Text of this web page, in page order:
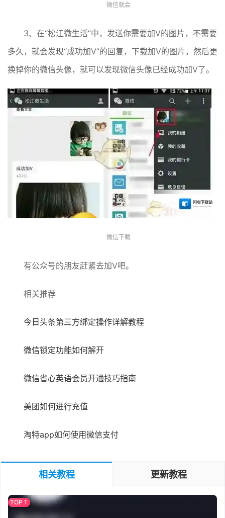
微信就会
3、在“松江微生活”中，发送你需要加V的图片，不需要
多久，就会发现“成功加V”的回复，下载加V的图片，然后更
换掉你的微信头像，就可以发现微信头像已经成功加V了。
微信下载
有公众号的朋友赶紧去加V吧。
相关推荐
今日头条第三方绑定操作详解教程
微信锁定功能如何解开
微信省心英语会员开通技巧指南
美团如何进行充值
淘特app如何使用微信支付
相关教程 更新教程